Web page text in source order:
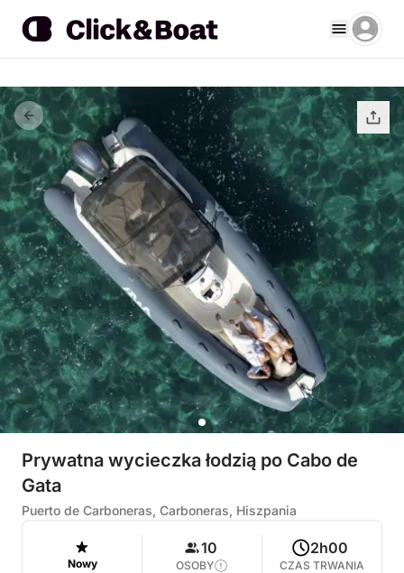
Prywatna wycieczka łodzią po Cabo de
Gata
Puerto de Carboneras, Carboneras, Hiszpania
Nowy
10
OSOBY
2h00
CZAS TRWANIA